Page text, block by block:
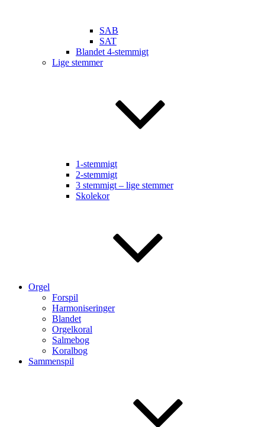
SAB
SAT
Blandet 4-stemmigt
Lige stemmer
1-stemmigt
2-stemmigt
3 stemmigt – lige stemmer
Skolekor
Orgel
Forspil
Harmoniseringer
Blandet
Orgelkoral
Salmebog
Koralbog
Sammenspil